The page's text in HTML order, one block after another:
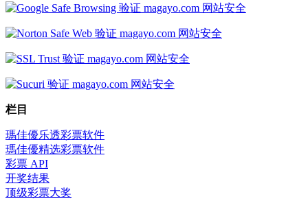
栏目
瑪佳優乐透彩票软件
瑪佳優精选彩票软件
彩票 API
开奖结果
顶级彩票大奖